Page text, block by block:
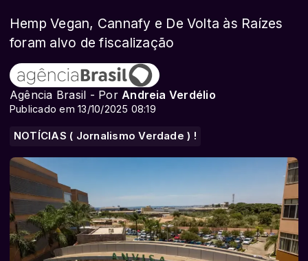
Hemp Vegan, Cannafy e De Volta às Raízes
foram alvo de fiscalização
Agência Brasil - PorAndreia Verdélio
Publicado em 13/10/2025 08:19
NOTÍCIAS ( Jornalismo Verdade ) !